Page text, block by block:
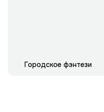
Городское фэнтези